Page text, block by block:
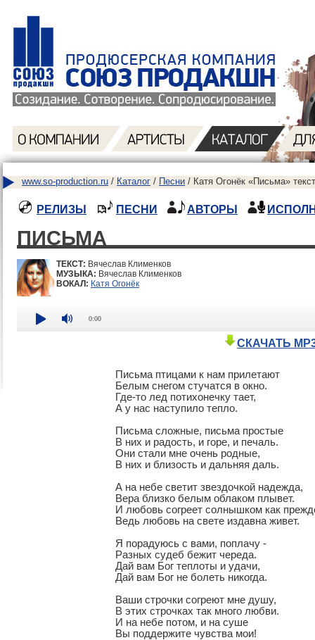
www.so-production.ru / Каталог / Песни / Катя Огонёк «Письма»
РЕЛИЗЫ ПЕСНИ АВТОРЫ
ПИСЬМА
ТЕКСТ: Вячеслав Клименков
МУЗЫКА: Вячеслав Клименков
ВОКАЛ: Катя Огонёк
0:00
СКАЧАТЬ
Письма птицами к нам прилетают
Белым снегом стучатся в окно.
Где-то лед потихонечку тает,
А у нас наступило тепло.
Письма сложные, письма простые
В них и радость, и горе, и печаль.
Они стали мне очень родные,
В них и близость и дальняя даль.
А на небе светит звездочкой надежда,
Вера близко белым облаком плывет.
И любовь согреет солнышком как
Ведь любовь на свете издавна живет.
Я порадуюсь с вами, поплачу -
Разных судеб бежит череда.
Дай вам Бог теплоты и удачи,
Дай вам Бог не болеть никогда.
Ваши строчки согреют мне душу,
В этих строчках так много любви.
И на небе потом, и на суше
Вы поддержите чувства мои!